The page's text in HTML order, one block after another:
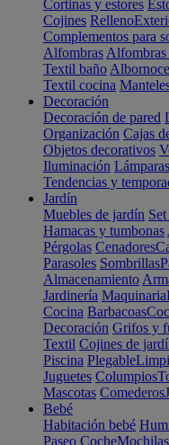
Cortinas y estores
Cojines Relleno
Complementos para
Alfombras Alfombras
Textil baño
Textil cocina
Decoración
Decoración de pared
Organización Cajas
Objetos decorativos
Iluminación Lámparas
Tendencias y
Jardín
Muebles de jardín
Hamacas y tumbonas
Pérgolas Cenadores
Parasoles Sombrillas
Almacenamiento
Jardinería Maquinaria
Cocina Barbacoas
Decoración Grifos y
Textil Cojines de
Piscina Plegable
Juguetes Columpios
Mascotas Comederos
Bebé
Habitación bebé
Paseo CocheMochilas